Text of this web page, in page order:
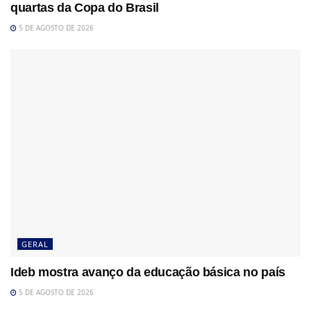
quartas da Copa do Brasil
5 DE AGOSTO DE 2026
GERAL
Ideb mostra avanço da educação básica no país
5 DE AGOSTO DE 2026